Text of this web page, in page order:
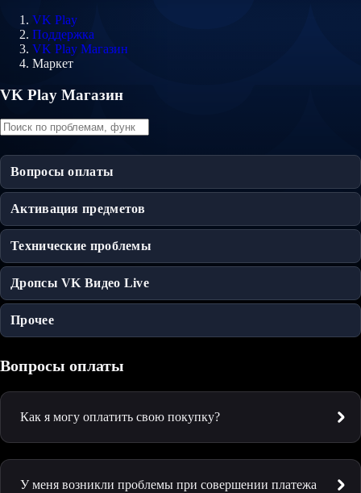
VK Play
Поддержка
VK Play Магазин
Маркет
VK Play Магазин
Вопросы оплаты
Активация предметов
Технические проблемы
Дропсы VK Видео Live
Прочее
Вопросы оплаты
Как я могу оплатить свою покупку?
У меня возникли проблемы при совершении платежа